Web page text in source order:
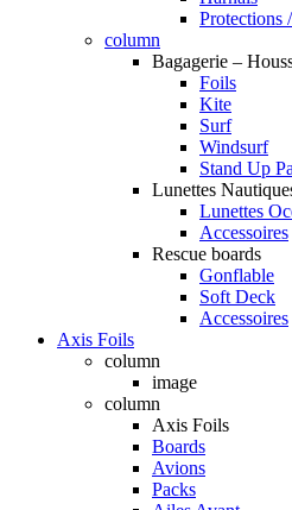
Protections
column
Bagagerie –
Foils
Kite
Surf
Windsurf
Stand Up
Lunettes
Lunettes
Accessoires
Rescue boards
Gonflable
Soft Deck
Accessoires
Axis Foils
column
image
column
Axis Foils
Boards
Avions
Packs